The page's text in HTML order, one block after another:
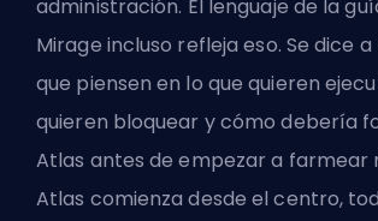
administración. El lenguaje de la
Mirage incluso refleja eso. Se dice
que piensen en lo que quieren
quieren bloquear y cómo debería
Atlas antes de empezar a farmear
Atlas comienza desde el centro,